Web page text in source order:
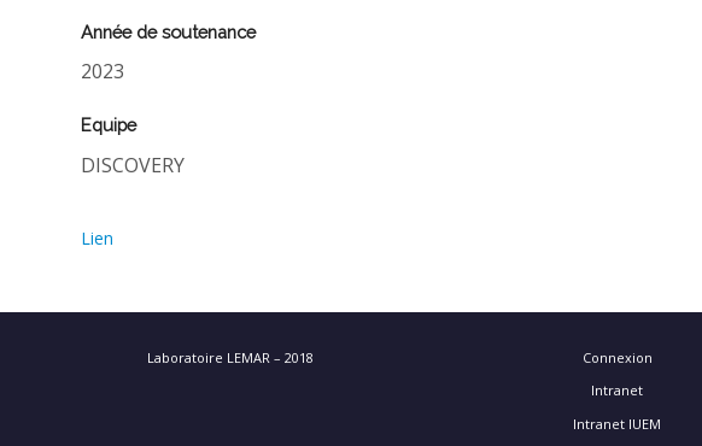
Année de soutenance
2023
Equipe
DISCOVERY
Lien
Laboratoire LEMAR – 2018
Connexion
Intranet
Intranet IUEM